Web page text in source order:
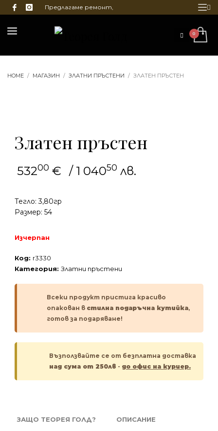
Предлагаме ремонт,
на бижута
HOME МАГАЗИН ЗЛАТНИ ПРЪСТЕНИ ЗЛАТЕН ПРЪСТЕН
Златен пръстен
53200 € / 1 04050 лв.
Тегло: 3,80гр
Размер: 54
Изчерпан
Код: r3330
Категория: Златни пръстени
Всеки продукт пристига красиво
опакован в стилна подаръчна кутийка,
готов за подаряване!
Възползвайте се от безплатна доставка
над сума от 250лв - до офис на куриер.
ЗАЩО ТЕОРЕЯ ГОЛД? ОПИСАНИЕ